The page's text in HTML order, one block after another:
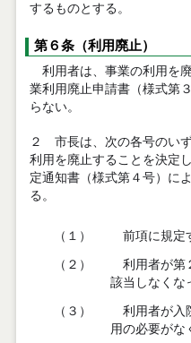
するものとする。
第６条（利用廃止）
利用者は、事業の利用を
業利用廃止申請書（様式第
らない。
２ 市長は、次の各号のい
利用を廃止することを決定
定通知書（様式第４号）に
る。
（１） 前項に規定
（２）
利用者が第
該当しなくな
（３）
利用者が入
用の必要がな